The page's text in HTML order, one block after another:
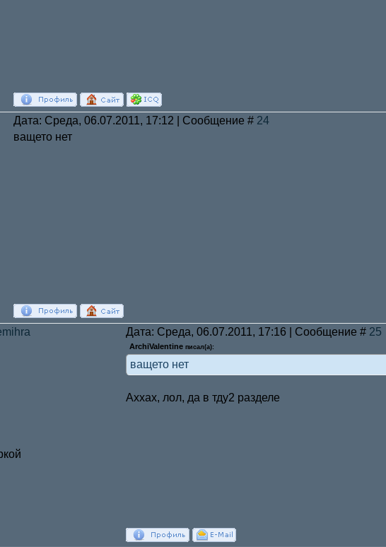
Дата: Среда, 06.07.2011, 17:12 | Сообщение # 24
ващето нет
Дата: Среда, 06.07.2011, 17:16 | Сообщение # 25
ArchiValentine писал(а):
ващето нет
Аххах, лол, да в тду2 разделе